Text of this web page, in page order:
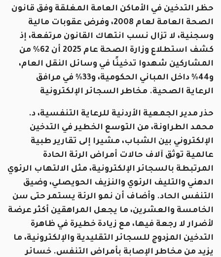
حظر التدخين في الأماكن العامة المغلقة وفق قانون
الصحة العامة لعام 2008، وفرض عقوبات مالية
وسجنية، لا تزال نسب انتهاك القانون مرتفعة، إذ
كشف استطلاع وزارة الصحة عام 2025 أن 62% من
المشاركين شهدوا تدخينًا في وسائل النقل العام،
و44% داخل المباني الحكومية، و33% في مرافق
الرعاية الصحية. مخاطر السجائر الإلكترونية
حذر مدير الجمعية الأردنية للرعاية التنفسية، د.
محمد الطراونة، من التوسع الخطير في التدخين
الإلكتروني بين الشباب، مشيرا إلى تقارير طبية
عالمية توثق آلاف حالات أمراض الرئة الحادة
المرتبطة بالسجائر الإلكترونية، مثل الالتهاب الرئوي
الدهني والتليف الرئوي والنزيف الحويصلي، وضيق
التنفس الحاد. وأضاف أن نمو الرئة يستمر حتى سن
الخامسة والعشرين، ما يجعل المراهقين أكثر عرضة
لأضرار لا رجعة فيها، مع زيادة خطيرة في ظاهرة
التدخين المزدوج للسجائر التقليدية والإلكترونية، ما
يزيد من مخاطر الإصابة بأمراض التنفس. خسائر